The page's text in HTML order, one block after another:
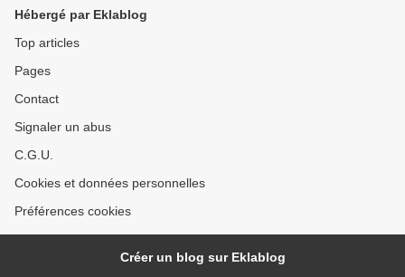
Hébergé par Eklablog
Top articles
Pages
Contact
Signaler un abus
C.G.U.
Cookies et données personnelles
Préférences cookies
Créer un blog sur Eklablog